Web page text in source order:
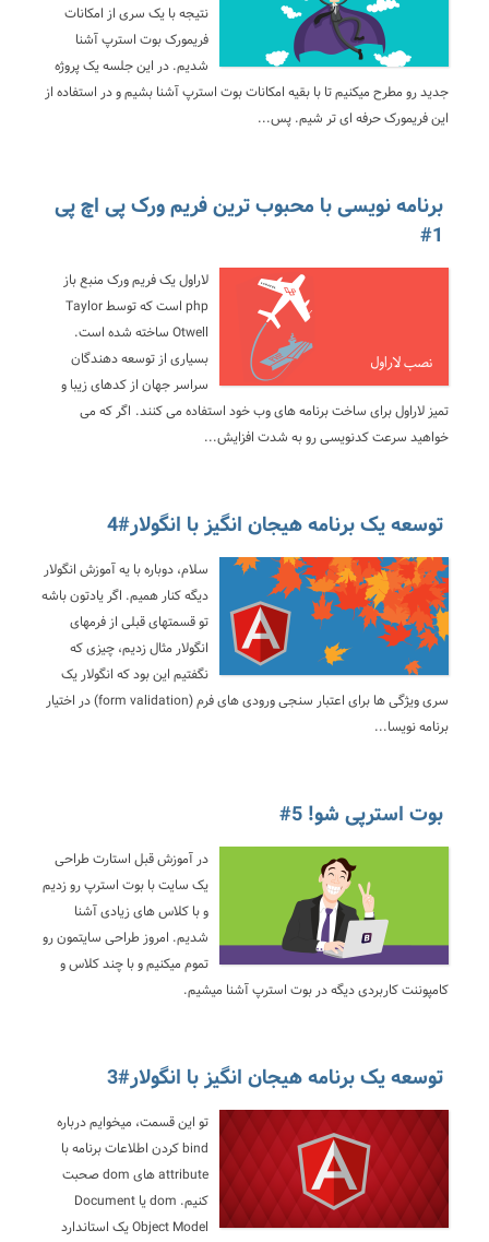
نتیجه با یک سری از امکانات
فریمورک بوت استرپ آشنا
شدیم. در این جلسه یک پروژه
جدید رو مطرح میکنیم تا با بقیه امکانات بوت استرپ آشنا بشیم و در استفاده از
این فریمورک حرفه ای تر شیم. پس...
برنامه نویسی با محبوب ترین فریم ورک پی اچ پی
1#
لاراول یک فریم ورک منبع باز
php است که توسط Taylor
Otwell ساخته شده است.
بسیاری از توسعه دهندگان
سراسر جهان از کدهای زیبا و
تمیز لاراول برای ساخت برنامه های وب خود استفاده می کنند. اگر که می
خواهید سرعت کدنویسی رو به شدت افزایش...
توسعه یک برنامه هیجان انگیز با انگولار#4
سلام، دوباره با یه آموزش انگولار
دیگه کنار همیم. اگر یادتون باشه
تو قسمتهای قبلی از فرمهای
انگولار مثال زدیم، چیزی که
نگفتیم این بود که انگولار یک
سری ویژگی ها برای اعتبار سنجی ورودی های فرم (form validation) در اختیار
برنامه نویسا...
بوت استرپی شو! 5#
در آموزش قبل استارت طراحی
یک سایت با بوت استرپ رو زدیم
و با کلاس های زیادی آشنا
شدیم. امروز طراحی سایتمون رو
تموم میکنیم و با چند کلاس و
کامپوننت کاربردی دیگه در بوت استرپ آشنا میشیم.
توسعه یک برنامه هیجان انگیز با انگولار#3
تو این قسمت، میخوایم درباره
bind کردن اطلاعات برنامه با
attribute های dom صحبت
کنیم. dom یا Document
Object Model یک استاندارد